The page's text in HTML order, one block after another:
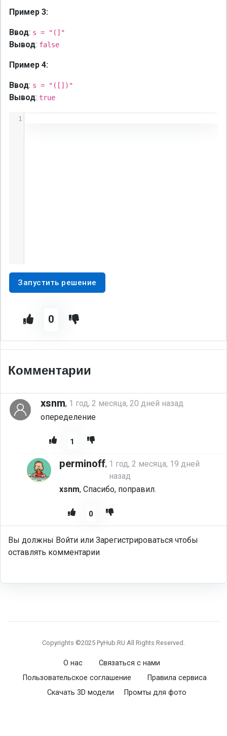
Пример 3:
Ввод: s = "(]"
Вывод: false
Пример 4:
Ввод: s = "([])"
Вывод: true
1
Запустить решение
0
Комментарии
xsnm, 1 год, 2 месяца, 20 дней назад
опеределение
1
perminoff, 1 год, 2 месяца, 19 дней
назад
xsnm, Спасибо, поправил.
0
Вы должны Войти или Зарегистрироваться чтобы
оставлять комментарии
Copyrights ©2025 PyHub.RU All Rights Reserved.
О нас
Связаться с нами
Пользовательское соглашение
Правила сервиса
Скачать 3D модели
Промты для фото